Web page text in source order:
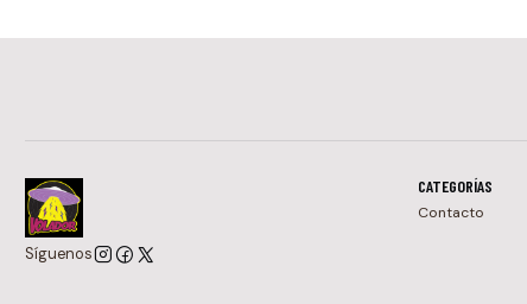
Síguenos
CATEGORÍAS
Contacto